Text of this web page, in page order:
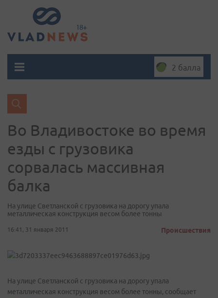
2 балла
Во Владивостоке во время
езды с грузовика
сорвалась массивная
балка
На улице Светланской с грузовика на дорогу упала
металлическая конструкция весом более тонны
16:41, 31 января 2011 Происшествия
На улице Светланской с грузовика на дорогу упала
металлическая конструкция весом более тонны, сообщает